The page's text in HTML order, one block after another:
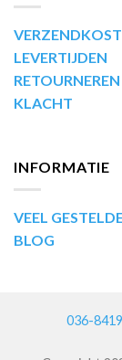
LEVERTIJDEN
RETOURNEREN
KLACHT
INFORMATIE
VEEL
BLOG
036-